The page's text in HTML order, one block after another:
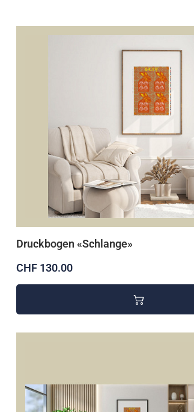
Druckbogen «Schlange»
CHF 130.00